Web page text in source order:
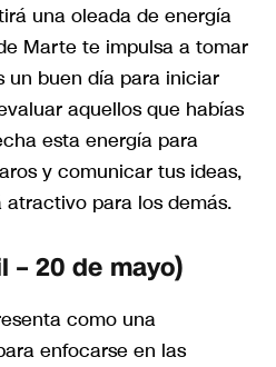
una oleada de energía
Marte te impulsa a tomar
un buen día para iniciar
aquellos que habías
esta energía para
y comunicar tus ideas,
para los demás.
– 20 de mayo)
como una
enfocarse en las